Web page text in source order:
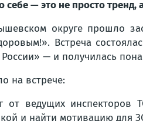
себе — это не просто тренд,
округе прошло
Встреча
— и получилась
на встрече:
от ведущих
и найти мотивацию для